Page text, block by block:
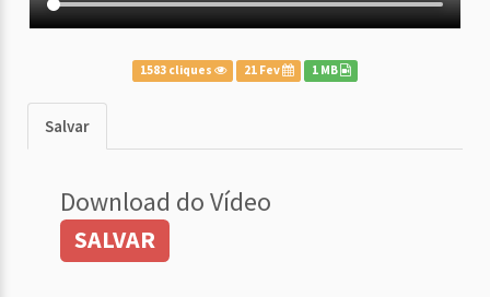
1583 cliques 21 Fev 1 MB
Salvar
Download do Vídeo
SALVAR